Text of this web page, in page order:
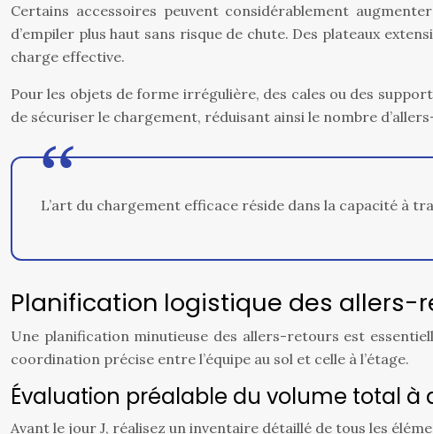
Certains accessoires peuvent considérablement
d’empiler plus haut sans risque de chute. Des plateaux
charge effective.
Pour les objets de forme irrégulière, des cales ou des
de sécuriser le chargement, réduisant ainsi le nombre
L’art du chargement efficace réside dans la capacité à
Planification logistique des allers-
Une planification minutieuse des allers-retours est
coordination précise entre l’équipe au sol et celle à l’étage.
Évaluation préalable du volume total à
Avant le jour J, réalisez un inventaire détaillé de tous les